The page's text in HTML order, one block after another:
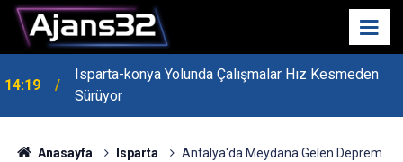
14:19
Isparta-konya Yolunda Çalışmalar Hız Kesmeden
Sürüyor
Anasayfa Isparta
Antalya'da Meydana Gelen Deprem